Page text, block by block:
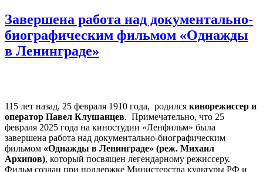
Завершена работа над документально-
биографическим фильмом «Однажды
в Ленинграде»
115 лет назад, 25 февраля 1910 года, родился кинорежиссер и
оператор Павел Клушанцев. Примечательно, что 25
февраля 2025 года на киностудии «Ленфильм» была
завершена работа над документально-биографическим
фильмом «Однажды в Ленинграде» (реж. Михаил
Архипов), который посвящен легендарному режиссеру.
Фильм создан при поддержке Министерства культуры РФ и